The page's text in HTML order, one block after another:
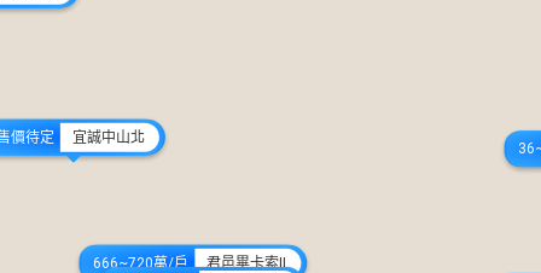
666~720萬/戶 君邑畢卡索Ⅱ
價待定 宜誠中山北